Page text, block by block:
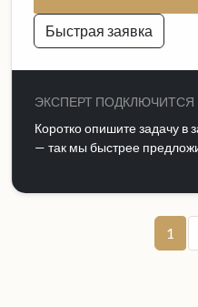
Быстрая заявка
ЭКСПЕРТ ПОДКЛЮЧИТСЯ
Коротко опишите задачу в
— так мы быстрее
1